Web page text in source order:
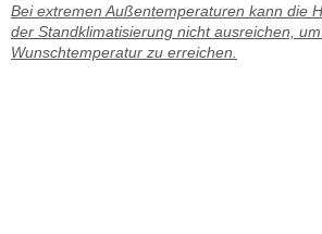
Bei extremen Außentemperaturen kann die
der Standklimatisierung nicht ausreichen,
Wunschtemperatur zu erreichen.